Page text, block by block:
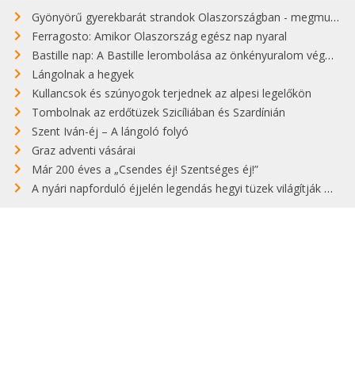
Gyönyörű gyerekbarát strandok Olaszországban - megmutatjuk a 15 legjobbat
Ferragosto: Amikor Olaszország egész nap nyaral
Bastille nap: A Bastille lerombolása az önkényuralom végét jelentette
Lángolnak a hegyek
Kullancsok és szúnyogok terjednek az alpesi legelőkön
Tombolnak az erdőtüzek Szicíliában és Szardínián
Szent Iván-éj – A lángoló folyó
Graz adventi vásárai
Már 200 éves a „Csendes éj! Szentséges éj!”
A nyári napforduló éjjelén legendás hegyi tüzek világítják meg Zugspitzét